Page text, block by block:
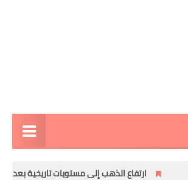
ارتفاع الذهب إلى مستويات تاريخية بعد فرض